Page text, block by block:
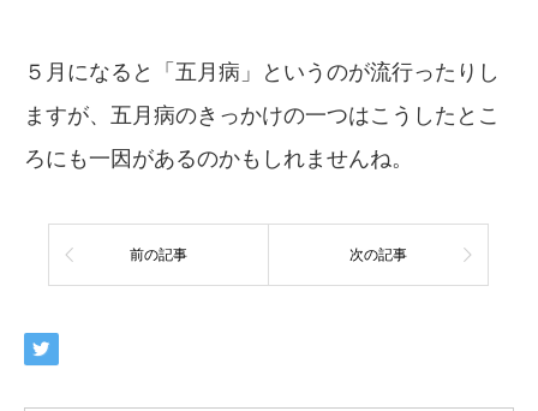
５月になると「五月病」というのが流行ったりし
ますが、五月病のきっかけの一つはこうしたとこ
ろにも一因があるのかもしれませんね。
前の記事 次の記事